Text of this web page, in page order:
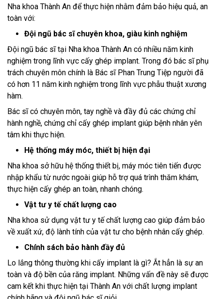
Nha khoa Thành An để thực hiện nhằm đảm bảo hiệu quả, an
toàn với:
Đội ngũ bác sĩ chuyên khoa, giàu kinh nghiệm
Đội ngũ bác sĩ tại Nha khoa Thành An có nhiều năm kinh
nghiệm trong lĩnh vực cấy ghép implant. Trong đó bác sĩ phụ
trách chuyên môn chính là Bác sĩ Phan Trung Tiệp người đã
có hơn 11 năm kinh nghiệm trong lĩnh vực phẫu thuật xương
hàm.
Bác sĩ có chuyên môn, tay nghề và đầy đủ các chứng chỉ
hành nghề, chứng chỉ cấy ghép implant giúp bệnh nhân yên
tâm khi thực hiện.
Hệ thống máy móc, thiết bị hiện đại
Nha khoa sở hữu hệ thống thiết bị, máy móc tiên tiến được
nhập khẩu từ nước ngoài giúp hỗ trợ quá trình thăm khám,
thực hiện cấy ghép an toàn, nhanh chóng.
Vật tư y tế chất lượng cao
Nha khoa sử dụng vật tư y tế chất lượng cao giúp đảm bảo
về xuất xứ, độ lành tính của vật tư cho bệnh nhân cấy ghép.
Chính sách bảo hành đầy đủ
Lo lắng thông thường khi cấy implant là gì? Ắt hẳn là sự an
toàn và độ bền của răng implant. Những vấn đề này sẽ được
cam kết khi thực hiện tại Thành An với chất lượng implant